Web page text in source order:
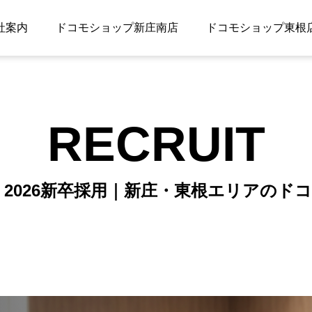
案内 ドコモショップ新庄南店 ドコモショップ東根
RECRUIT
新卒採用｜新庄・東根エリアのド